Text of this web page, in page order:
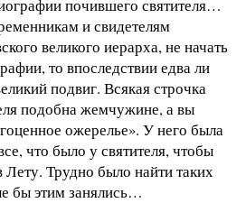
почившего святителя…
и свидетелям
великого иерарха, не начать
то впоследствии едва ли
подвиг. Всякая строчка
подобна жемчужине, а вы
ожерелье». У него была
что было у святителя, чтобы
Лету. Трудно было найти таких
бы этим занялись…